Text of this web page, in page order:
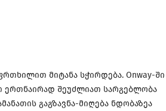
მიტანა სჭირდება. Onway-ში
ერთნაირად შეუძლიათ სარგებლობა
გაგზავნა-მიღება ნდობაზეა